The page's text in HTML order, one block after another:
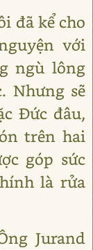
đã kể cho
với
ngù lông
Nhưng sẽ
Đức đâu,
trên hai
góp sức
là rửa
Jurand